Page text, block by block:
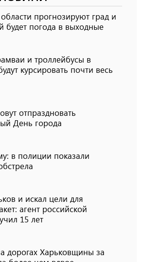
прогнозируют град и
будет погода в выходные
и троллейбусы в
курсировать почти весь
отпраздновать
День города
в полиции показали
и искал цели для
агент российской
15 лет
дорогах Харьковщины за